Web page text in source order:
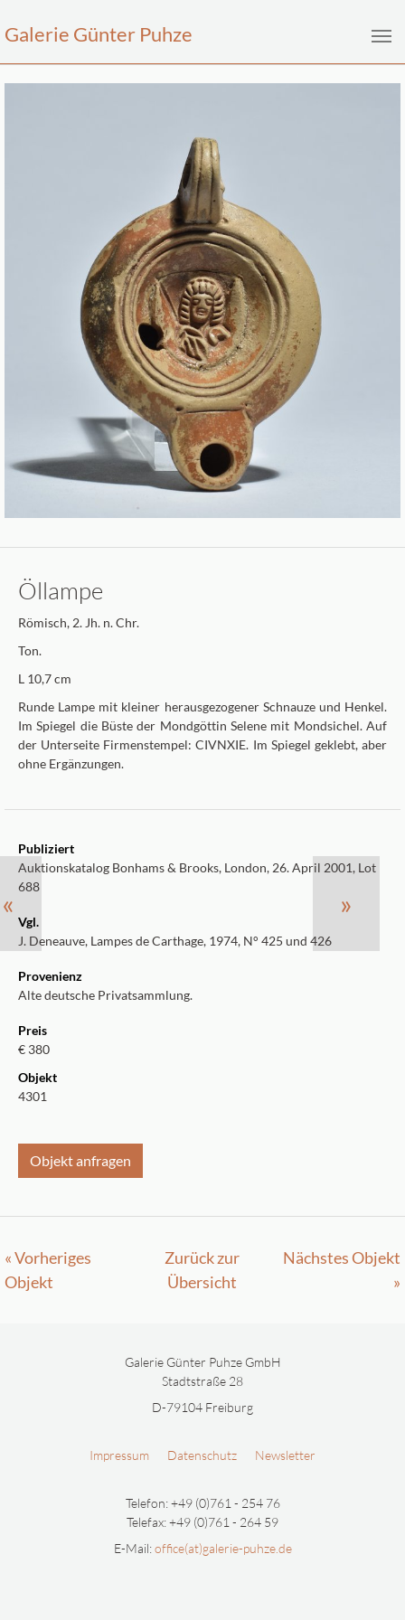
Zum Hauptinhalt springen
Galerie Günter Puhze
« »
Öllampe
Römisch, 2. Jh. n. Chr.
Ton.
L 10,7 cm
Runde Lampe mit kleiner herausgezogener Schnauze und Henkel.
Im Spiegel die Büste der Mondgöttin Selene mit Mondsichel. Auf
der Unterseite Firmenstempel: CIVNXIE. Im Spiegel geklebt, aber
ohne Ergänzungen.
Publiziert
Auktionskatalog Bonhams & Brooks, London, 26. April 2001, Lot
688
Vgl.
J. Deneauve, Lampes de Carthage, 1974, N° 425 und 426
Provenienz
Alte deutsche Privatsammlung.
Preis
€ 380
Objekt
4301
Objekt anfragen
« Vorheriges
Objekt
Zurück zur
Übersicht
Nächstes Objekt
»
Galerie Günter Puhze GmbH
Stadtstraße 28
D-79104 Freiburg
Impressum Datenschutz Newsletter
Telefon: +49 (0)761 - 254 76
Telefax: +49 (0)761 - 264 59
E-Mail:office(at)galerie-puhze.de